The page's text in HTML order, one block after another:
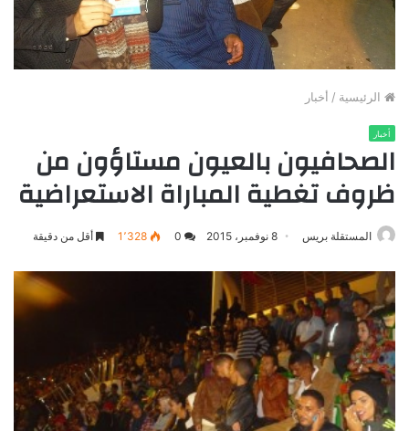
الرئيسية / أخبار
أخبار
الصحافيون بالعيون مستاؤون من
ظروف تغطية المباراة الاستعراضية
المستقلة بريس 8 نوفمبر، 2015 0 1٬328 أقل من دقيقة